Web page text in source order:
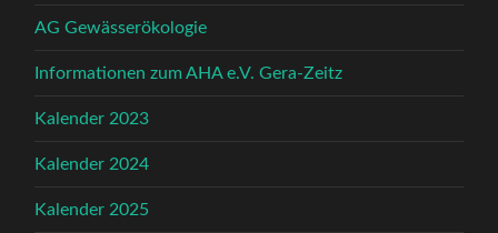
AG Gewässerökologie
Informationen zum AHA e.V. Gera-Zeitz
Kalender 2023
Kalender 2024
Kalender 2025